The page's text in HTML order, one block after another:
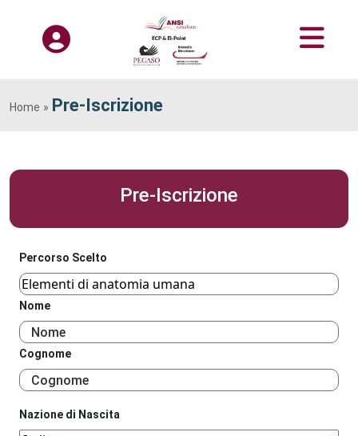
Home » Pre-Iscrizione
Pre-Iscrizione
Percorso Scelto
Nome
Cognome
Nazione di Nascita